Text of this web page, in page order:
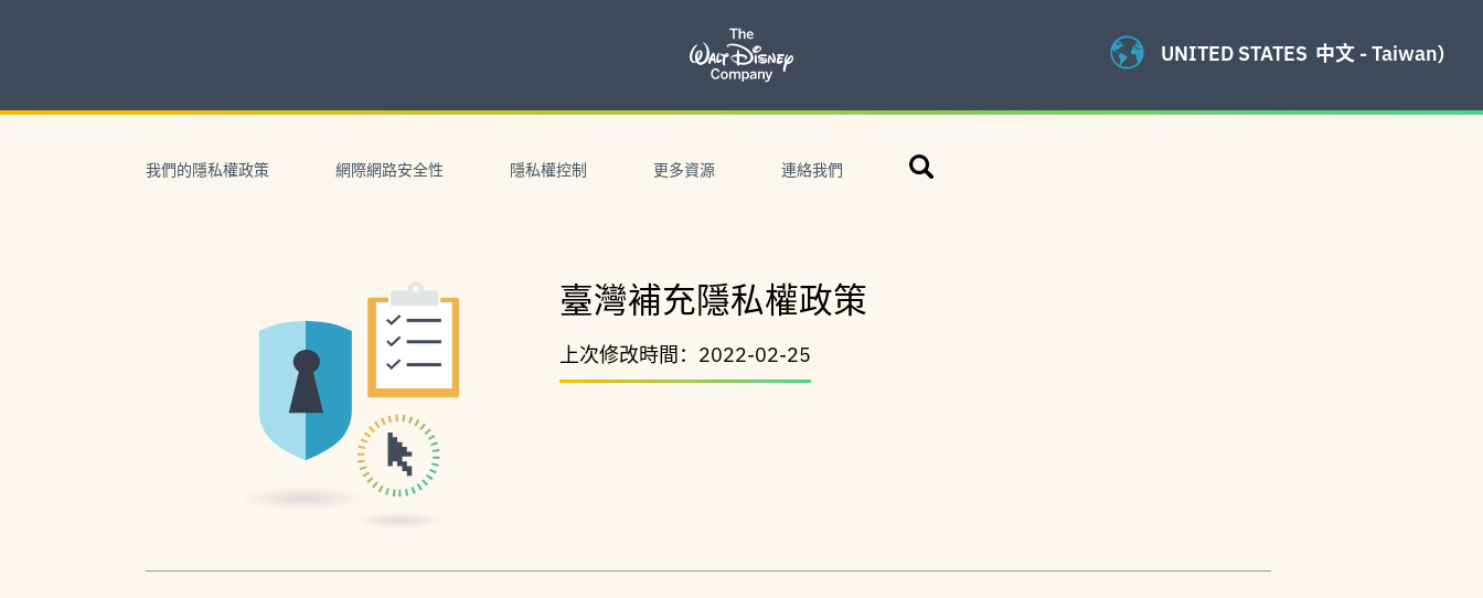
Skip
UNITED STATES 中文 - Taiwan)
我們的隱私權政策 網際網路安全性 隱私權控制 更多資源 連絡我們
搜
臺灣補充隱私權政策
上次修改時間：2022-02-25